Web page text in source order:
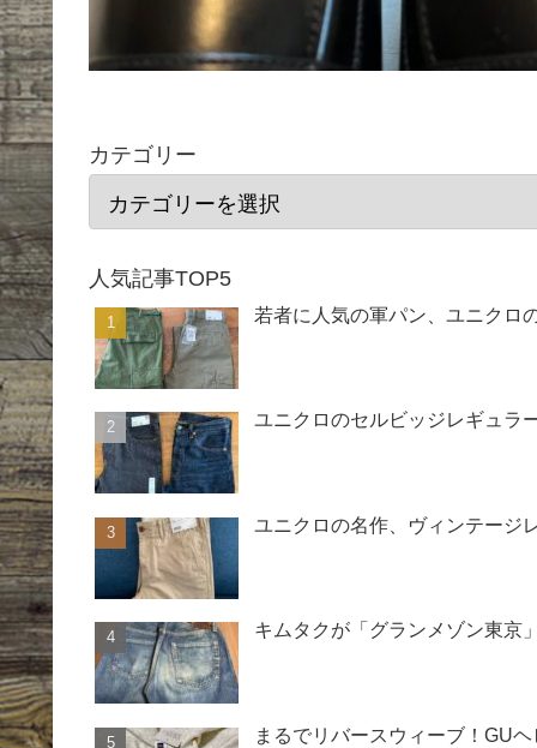
カテゴリー
人気記事TOP5
若者に人気の軍パン、ユニクロ
ユニクロのセルビッジレギュラ
ユニクロの名作、ヴィンテージ
キムタクが「グランメゾン東京
まるでリバースウィーブ！GU